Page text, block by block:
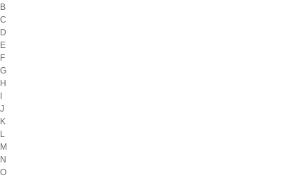
B
C
D
E
F
G
H
J
K
L
M
N
O